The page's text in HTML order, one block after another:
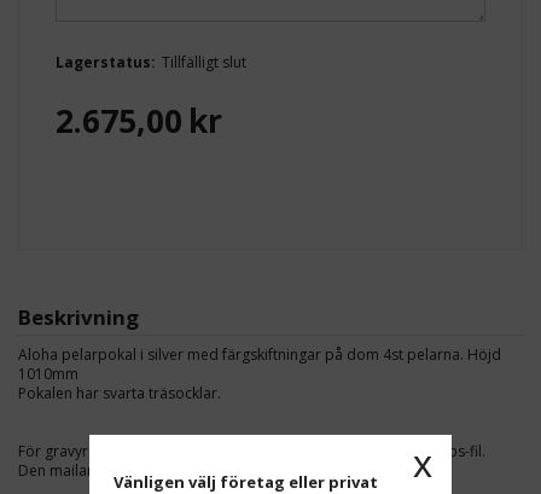
Lagerstatus: Tillfälligt slut
2.675,00 kr
Beskrivning
Aloha pelarpokal i silver med färgskiftningar på dom 4st pelarna. Höjd
1010mm
Pokalen har svarta träsocklar.
För gravyr av logotype behöver du maila oss en vektoriserad eps-fil.
Den mailar du till oss på
x
Vänligen välj företag eller privat